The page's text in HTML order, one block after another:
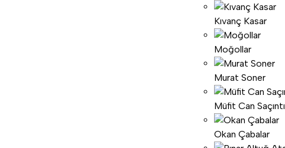
Kıvanç Kasar
Moğollar
Murat Soner
Müfit Can Saçıntı
Okan Çabalar